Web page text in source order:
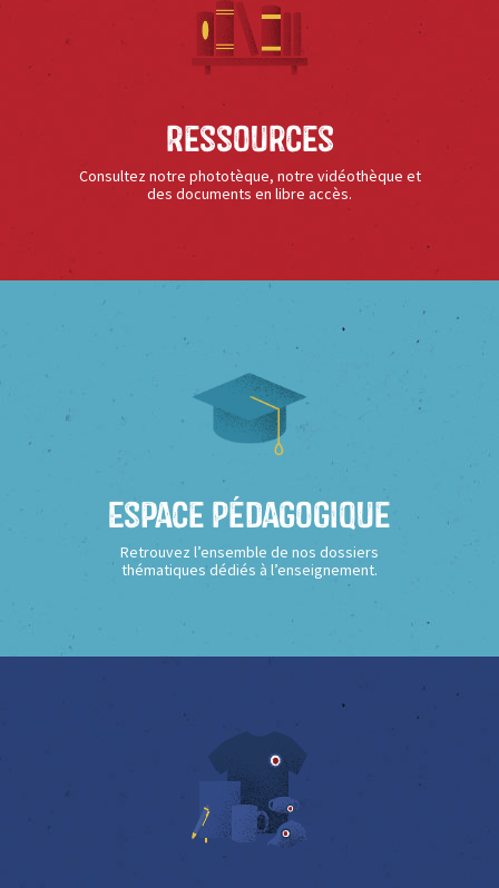
Ressources
Consultez notre phototèque, notre vidéothèque et
des documents en libre accès.
Espace Pédagogique
Retrouvez l’ensemble de nos dossiers
thématiques dédiés à l’enseignement.